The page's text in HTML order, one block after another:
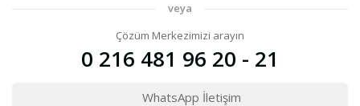
veya
Çözüm Merkezimizi arayın
0 216 481 96 20 - 21
WhatsApp İletişim